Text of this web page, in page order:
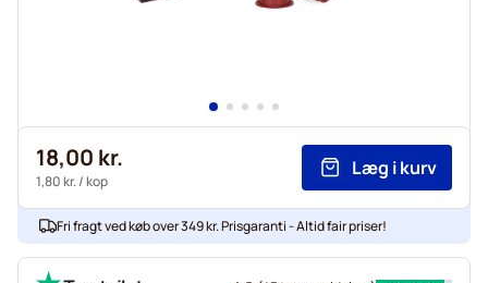
18,00 kr.
1,80 kr./ kop
Læg i kurv
Fri fragt ved køb over 349 kr. Prisgaranti - Altid fair priser!